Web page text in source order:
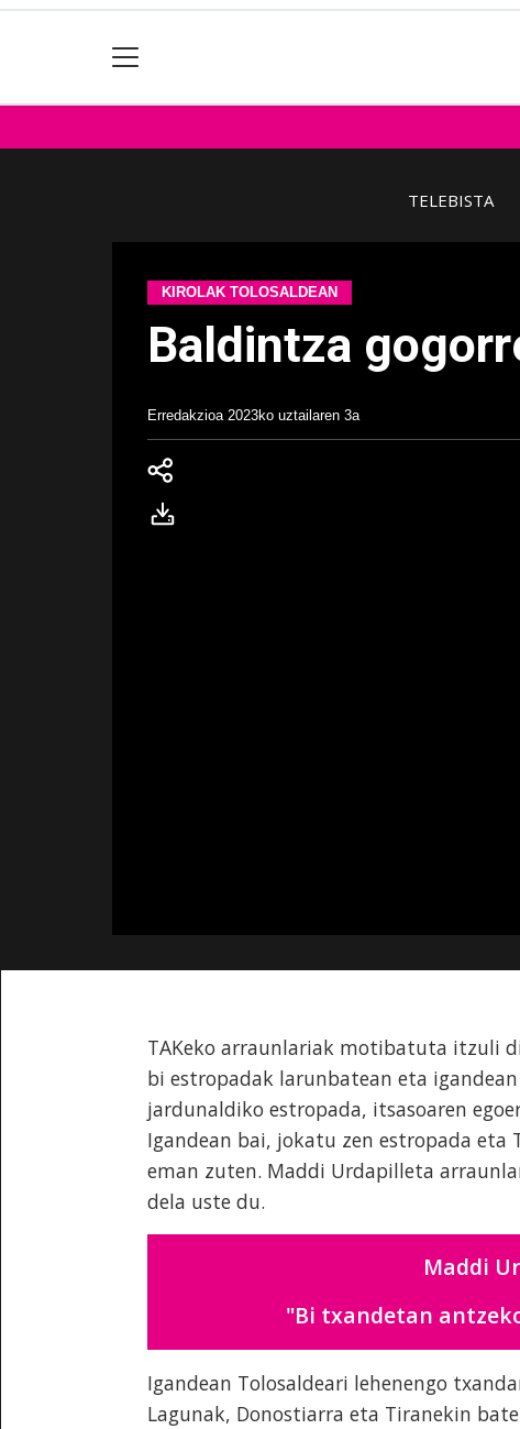
TELEBISTA
KIROLAK TOLOSALDEAN
Baldintza
Erredakzioa 2023ko uztailaren 3a
TAKeko arraunlariak motibatuta itzuli
bi estropadak larunbatean eta
jardunaldiko estropada, itsasoaren
Igandean bai, jokatu zen estropada
eman zuten. Maddi Urdapilleta
dela uste du.
Maddi
"Bi txandetan
Igandean Tolosaldeari lehenengo
Lagunak, Donostiarra eta Tiranekin